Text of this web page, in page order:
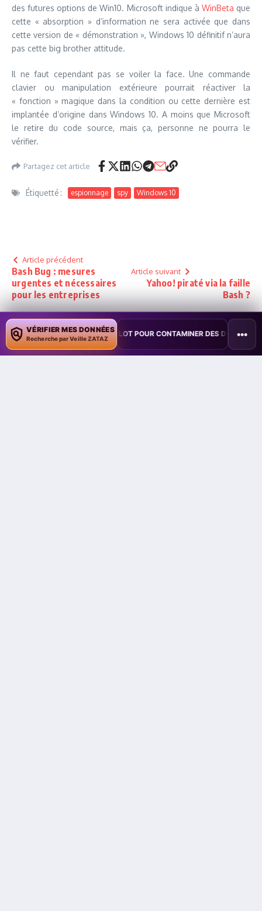
des futures options de Win10. Microsoft indique à WinBeta que
cette « absorption » d’information ne sera activée que dans
cette version de « démonstration », Windows 10 définitif n’aura
pas cette big brother attitude.
Il ne faut cependant pas se voiler la face. Une commande
clavier ou manipulation extérieure pourrait réactiver la
« fonction » magique dans la condition ou cette dernière est
implantée d’origine dans Windows 10. A moins que Microsoft
le retire du code source, mais ça, personne ne pourra le
vérifier.
Partagez cet article
Étiquetté : espionnage spy Windows 10
Article précédent
Bash Bug : mesures
urgentes et nécessaires
pour les entreprises
Article suivant
Yahoo! piraté via la faille
Bash ?
VÉRIFIER MES DONNÉES
Recherche par Veille ZATAZ
COPILOT POUR CONTAMINER DES DOCUMENTS • TAÏWAN
•••